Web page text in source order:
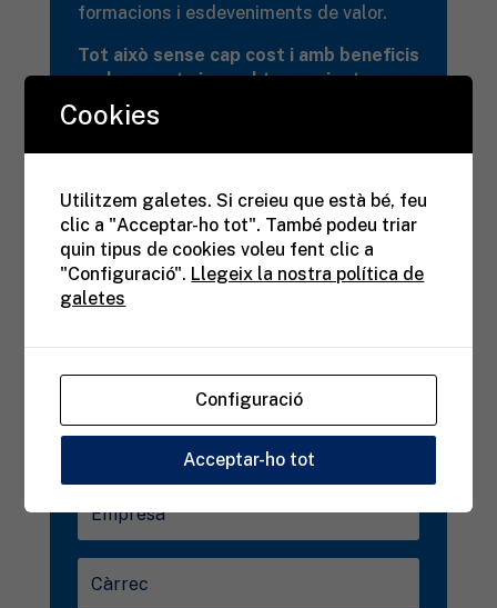
formacions i esdeveniments de valor.
Tot això sense cap cost i amb beneficis
reals per a tu i per al teu projecte
professional.
Suma-t’hi avui i obre la porta a noves
oportunitats.
Cookies
Utilitzem galetes. Si creieu que està bé, feu
clic a "Acceptar-ho tot". També podeu triar
quin tipus de cookies voleu fent clic a
"Configuració". Llegeix la nostra política de
galetes
Configuració
Acceptar-ho tot